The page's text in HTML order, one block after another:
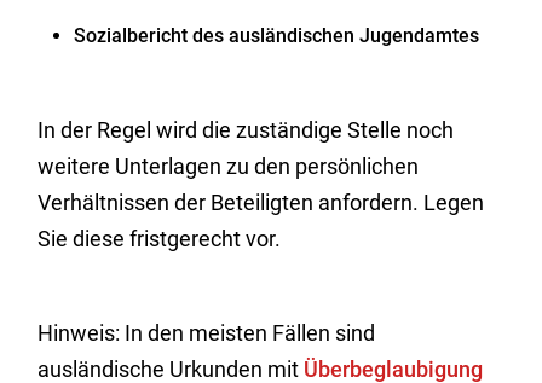
Sozialbericht des ausländischen Jugendamtes
In der Regel wird die zuständige Stelle noch
weitere Unterlagen zu den persönlichen
Verhältnissen der Beteiligten anfordern. Legen
Sie diese fristgerecht vor.
Hinweis: In den meisten Fällen sind
ausländische Urkunden mit Überbeglaubigung